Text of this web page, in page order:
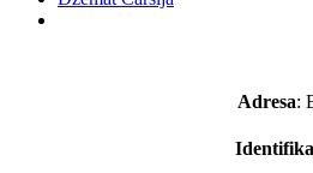
Adresa: